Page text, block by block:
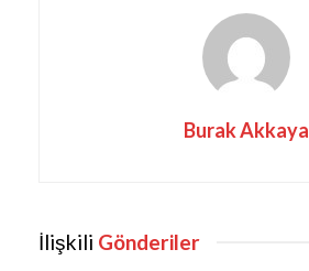
Burak Akkaya
İlişkili Gönderiler